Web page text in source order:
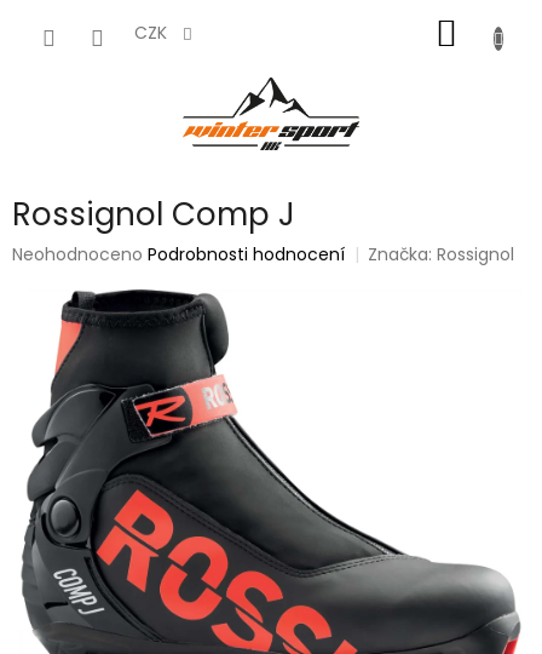
CZK
KOŠÍK
Rossignol Comp J
Průměrné
produktu
hvězdiček.
Neohodnoceno Podrobnosti hodnocení Značka:Rossignol